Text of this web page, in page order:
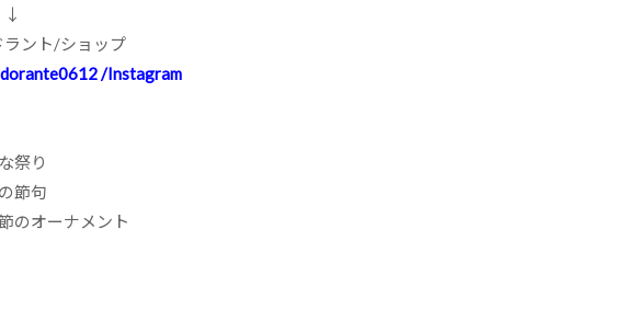
ラント/ショップ
/Instagram
祭り
節句
のオーナメント